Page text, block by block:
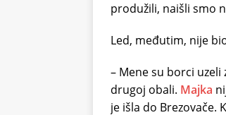
produžili, naišli smo
Led, međutim, nije
– Mene su borci
drugoj obali. Majka
je išla do Brezovače.